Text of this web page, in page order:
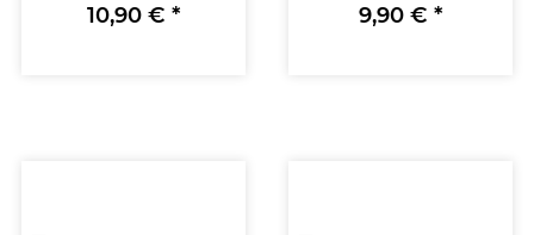
10,90 € * 9,90 € *